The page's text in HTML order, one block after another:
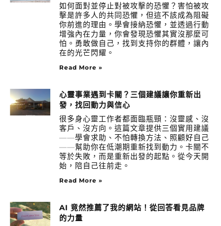
如何面對並停止對被攻擊的恐懼？害怕被攻
擊是許多人的共同恐懼，但這不該成為阻礙
你前進的理由。學會接納恐懼，並透過行動
增強內在力量，你會發現恐懼其實沒那麼可
怕。勇敢做自己，找到支持你的群體，讓內
在的光芒閃耀。
Read More »
心靈事業遇到卡關？三個建議讓你重新出
發，找回動力與信心
很多身心靈工作者都面臨瓶頸：沒靈感、沒
客戶、沒方向。這篇文章提供三個實用建議
——學會求助、不怕轉換方法、照顧好自己
——幫助你在低潮期重新找到動力。卡關不
等於失敗，而是重新出發的起點。從今天開
始，陪自己往前走。
Read More »
AI 竟然推薦了我的網站！從回答看見品牌
的力量